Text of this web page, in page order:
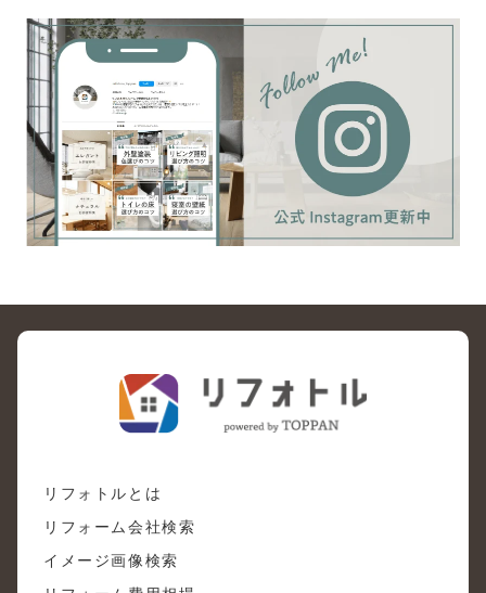
リフォトルとは
リフォーム会社検索
イメージ画像検索